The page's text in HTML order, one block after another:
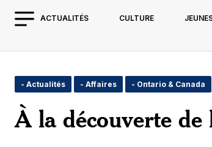
ACTUALITÉS CULTURE
- Actualités - Affaires - Ontario & Canada
À la découverte de